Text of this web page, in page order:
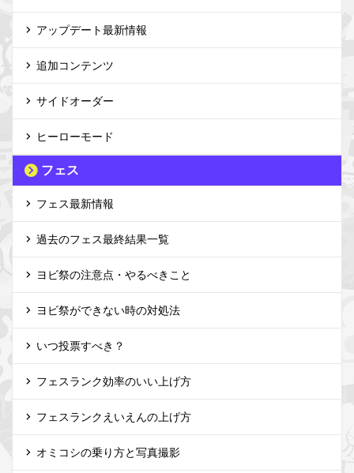
アップデート最新情報
追加コンテンツ
サイドオーダー
ヒーローモード
フェス
フェス最新情報
過去のフェス最終結果一覧
ヨビ祭の注意点・やるべきこと
ヨビ祭ができない時の対処法
いつ投票すべき？
フェスランク効率のいい上げ方
フェスランクえいえんの上げ方
オミコシの乗り方と写真撮影